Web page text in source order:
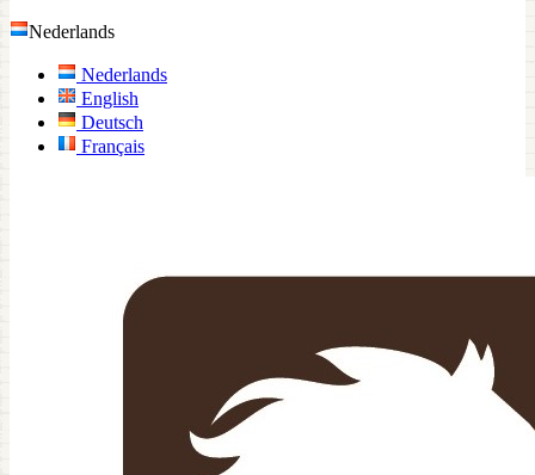
Nederlands
Nederlands
English
Deutsch
Français